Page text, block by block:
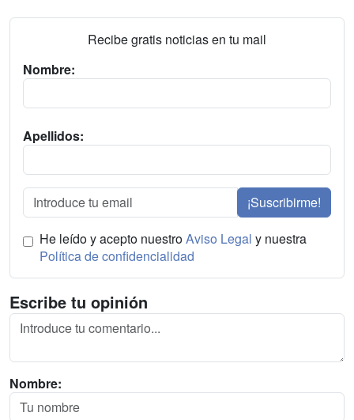
Recibe gratis noticias en tu mail
Nombre:
Apellidos:
¡Suscribirme!
He leído y acepto nuestroAviso Legal y nuestra
Política de confidencialidad
Escribe tu opinión
Nombre: